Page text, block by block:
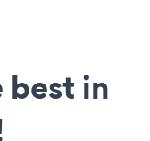
best in